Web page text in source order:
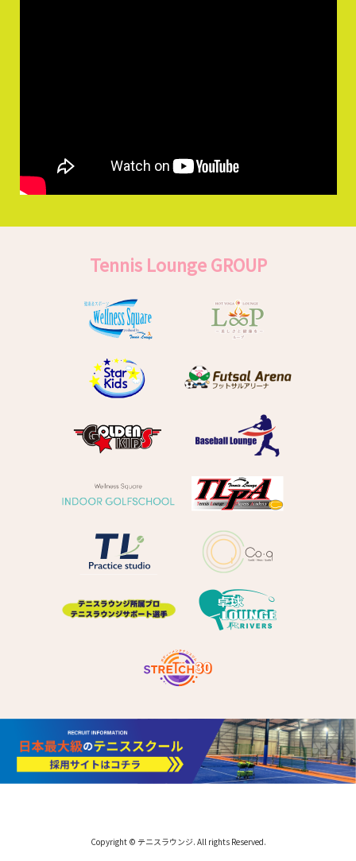
Tennis Lounge GROUP
Copyright © テニスラウンジ. All rights Reserved.